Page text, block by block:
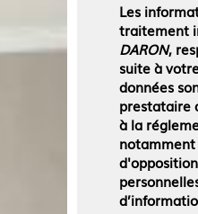
Les
traitement
DARON,
suite à
données
prestataire
à la